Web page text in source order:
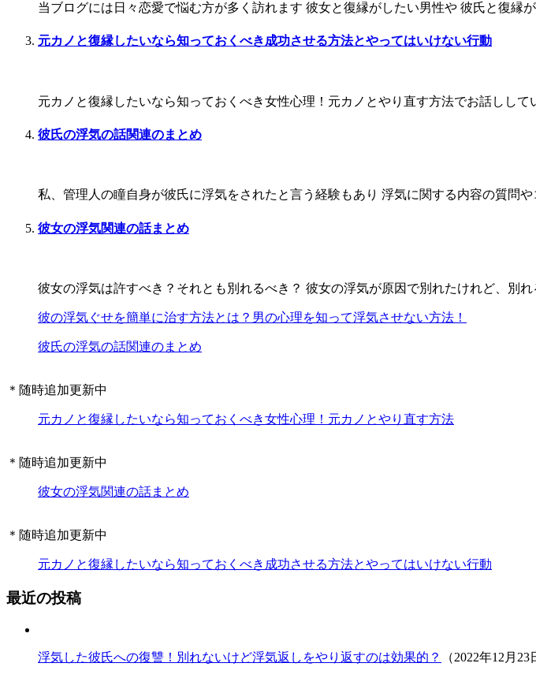
当ブログには日々恋愛で悩む方が多く訪れます 彼女と復縁がしたい男性や 彼氏と復縁
元カノと復縁したいなら知っておくべき成功させる方法とやってはいけない行動
元カノと復縁したいなら知っておくべき女性心理！元カノとやり直す方法でお話しし
彼氏の浮気の話関連のまとめ
私、管理人の瞳自身が彼氏に浮気をされたと言う経験もあり 浮気に関する内容の質問
彼女の浮気関連の話まとめ
彼女の浮気は許すべき？それとも別れるべき？ 彼女の浮気が原因で別れたけれど、別
彼の浮気ぐせを簡単に治す方法とは？男の心理を知って浮気させない方法！
彼氏の浮気の話関連のまとめ
＊随時追加更新中
元カノと復縁したいなら知っておくべき女性心理！元カノとやり直す方法
＊随時追加更新中
彼女の浮気関連の話まとめ
＊随時追加更新中
元カノと復縁したいなら知っておくべき成功させる方法とやってはいけない行動
最近の投稿
浮気した彼氏への復讐！別れないけど浮気返しをやり返すのは効果的？ （2022年12月23